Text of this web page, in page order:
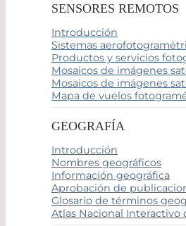
SENSORES REMOTOS
Introducción
Sistemas
Productos y servicios
Mosaicos de imágenes
Mosaicos de imágenes
Mapa de vuelos
GEOGRAFÍA
Introducción
Nombres geográficos
Información geográfica
Aprobación de
Glosario de términos
Atlas Nacional Interactivo